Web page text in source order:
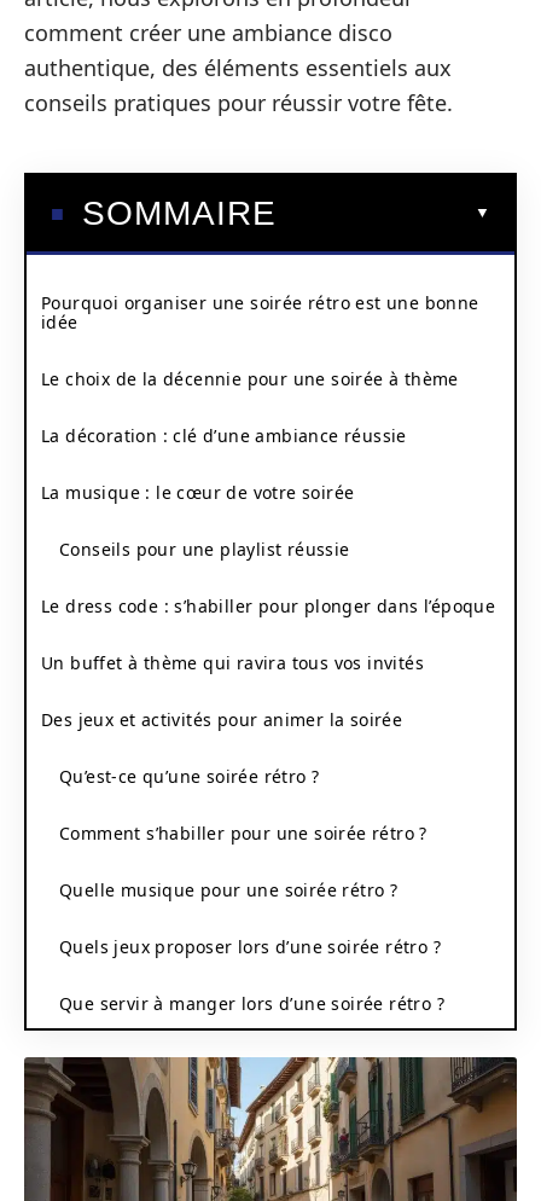
comment créer une ambiance disco
authentique, des éléments essentiels aux
conseils pratiques pour réussir votre fête.
SOMMAIRE
Pourquoi organiser une soirée rétro est une bonne
idée
Le choix de la décennie pour une soirée à thème
La décoration : clé d’une ambiance réussie
La musique : le cœur de votre soirée
Conseils pour une playlist réussie
Le dress code : s’habiller pour plonger dans l’époque
Un buffet à thème qui ravira tous vos invités
Des jeux et activités pour animer la soirée
Qu’est-ce qu’une soirée rétro ?
Comment s’habiller pour une soirée rétro ?
Quelle musique pour une soirée rétro ?
Quels jeux proposer lors d’une soirée rétro ?
Que servir à manger lors d’une soirée rétro ?